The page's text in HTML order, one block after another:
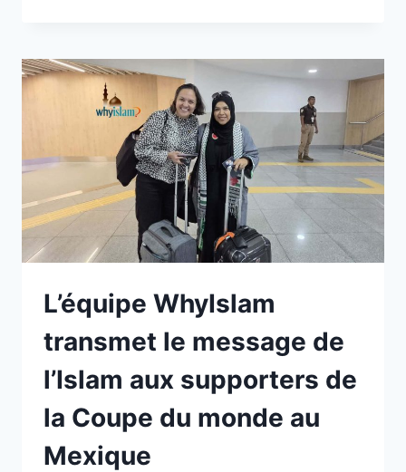
L’équipe WhyIslam
transmet le message de
l’Islam aux supporters de
la Coupe du monde au
Mexique